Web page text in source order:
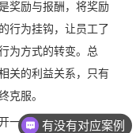
励与报酬，将奖励
行为挂钩，让员工了
为方式的转变。总
关的利益关系，只有
克服。
个强有力的内部推
有没有对应案例